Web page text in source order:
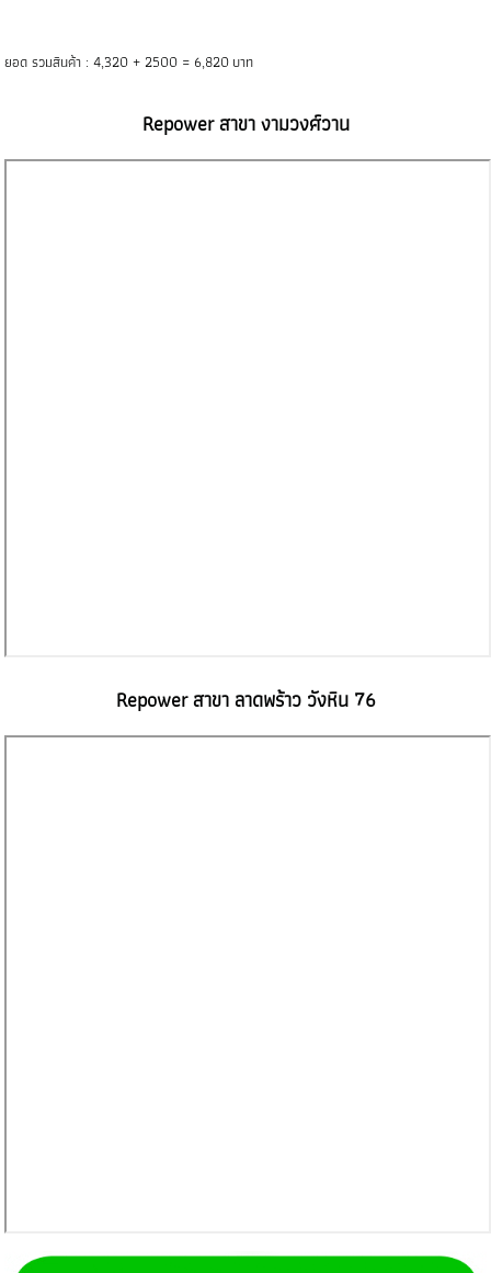
ยอด รวมสินค้า : 4,320 + 2500 = 6,820 บาท
Repower สาขา งามวงศ์วาน
Repower สาขา ลาดพร้าว วังหิน 76